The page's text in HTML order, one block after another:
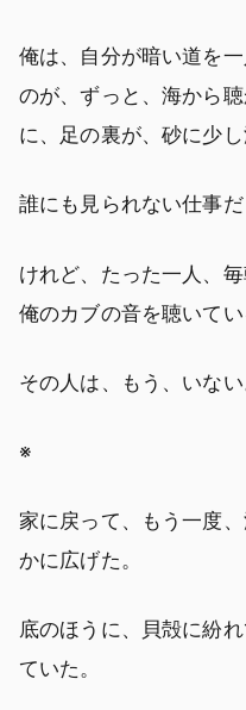
俺は、自分が暗い道を
のが、ずっと、海から
に、足の裏が、砂に少し
誰にも見られない仕事だ
けれど、たった一人、
俺のカブの音を聴いてい
その人は、もう、いない
※
家に戻って、もう一度
かに広げた。
底のほうに、貝殻に紛
ていた。